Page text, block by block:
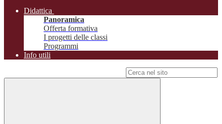
Didattica
Panoramica
Offerta formativa
I progetti delle classi
Programmi
Info utili